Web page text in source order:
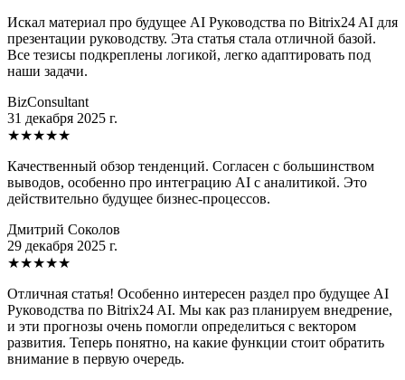
Искал материал про будущее AI Руководства по Bitrix24 AI для
презентации руководству. Эта статья стала отличной базой.
Все тезисы подкреплены логикой, легко адаптировать под
наши задачи.
BizConsultant
31 декабря 2025 г.
★★★★★
Качественный обзор тенденций. Согласен с большинством
выводов, особенно про интеграцию AI с аналитикой. Это
действительно будущее бизнес-процессов.
Дмитрий Соколов
29 декабря 2025 г.
★★★★★
Отличная статья! Особенно интересен раздел про будущее AI
Руководства по Bitrix24 AI. Мы как раз планируем внедрение,
и эти прогнозы очень помогли определиться с вектором
развития. Теперь понятно, на какие функции стоит обратить
внимание в первую очередь.